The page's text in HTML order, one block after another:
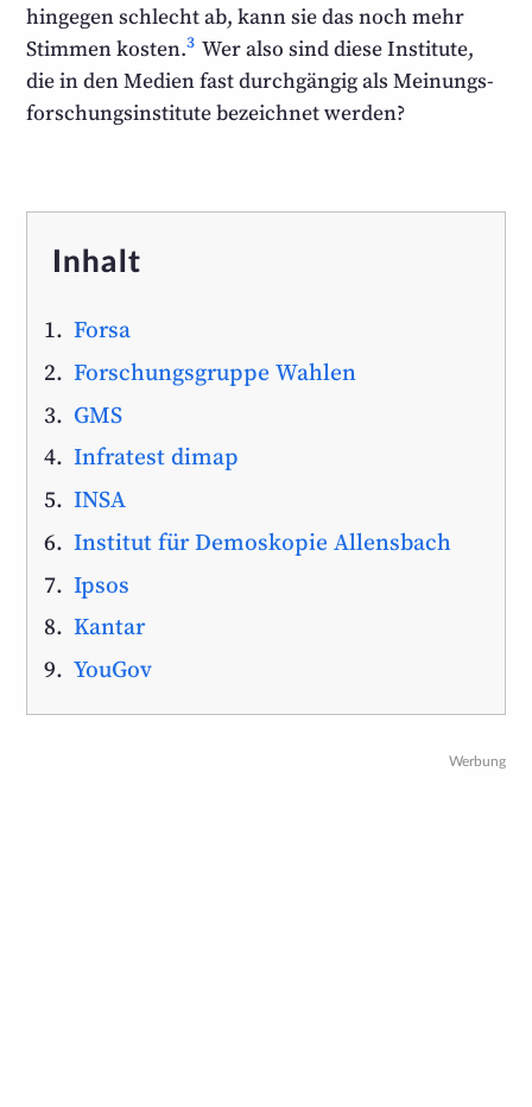
hingegen schlecht ab, kann sie das noch mehr
Stimmen kosten.3 Wer also sind diese Institute,
die in den Medien fast durch­gängig als Meinungs­
forschungs­institute bezeichnet werden?
Inhalt
Forsa
Forschungsgruppe Wahlen
GMS
Infratest dimap
INSA
Institut für Demoskopie Allensbach
Ipsos
Kantar
YouGov
Werbung